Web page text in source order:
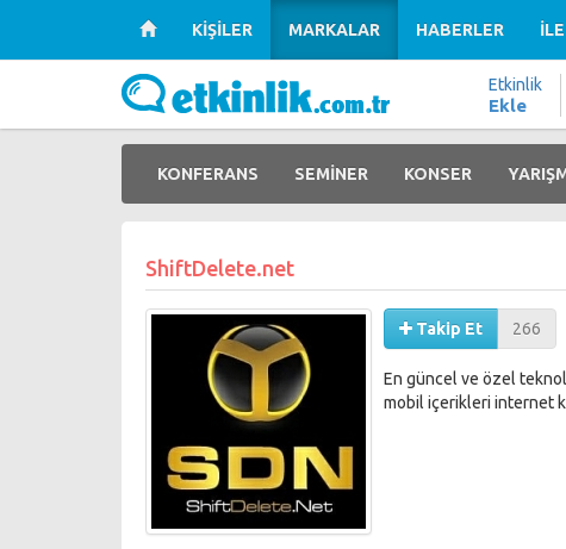
KİŞİLER MARKALAR HABERLER
Etkinlik
Ekle
KONFERANS SEMİNER KONSER
ShiftDelete.net
Takip Et 266
En güncel ve özel
mobil içerikleri internet